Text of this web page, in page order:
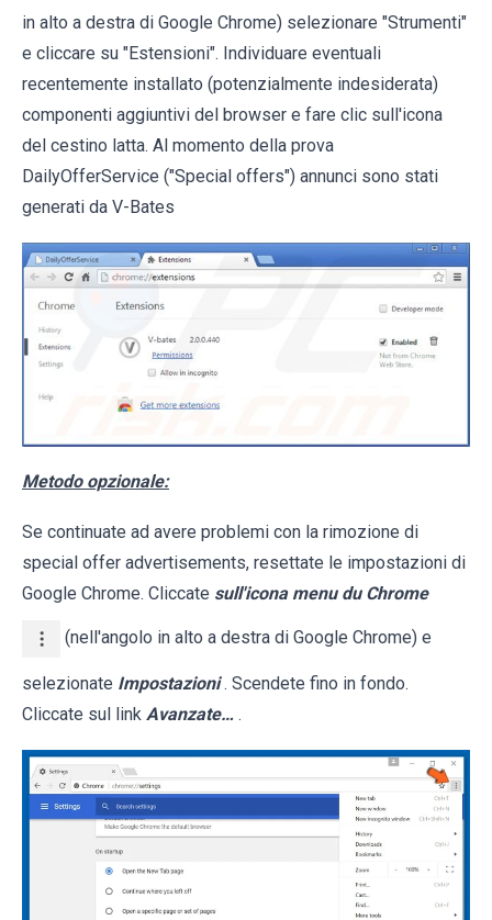
in alto a destra di Google Chrome) selezionare "Strumenti"
e cliccare su "Estensioni". Individuare eventuali
recentemente installato (potenzialmente indesiderata)
componenti aggiuntivi del browser e fare clic sull'icona
del cestino latta. Al momento della prova
DailyOfferService ("Special offers") annunci sono stati
generati da V-Bates
Metodo opzionale:
Se continuate ad avere problemi con la rimozione di
special offer advertisements, resettate le impostazioni di
Google Chrome. Cliccate sull'icona menu du Chrome
(nell'angolo in alto a destra di Google Chrome) e
selezionate Impostazioni . Scendete fino in fondo.
Cliccate sul link Avanzate… .